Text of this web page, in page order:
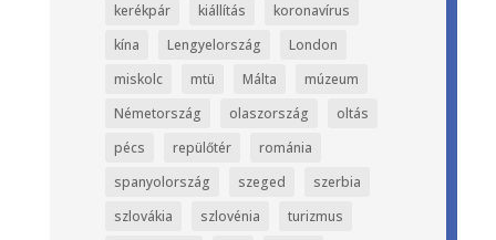
kerékpár
kiállítás
koronavírus
kína
Lengyelország
London
miskolc
mtü Málta
múzeum
Németország
olaszország
oltás
pécs
repülőtér
románia
spanyolország
szeged
szerbia
szlovákia
szlovénia
turizmus